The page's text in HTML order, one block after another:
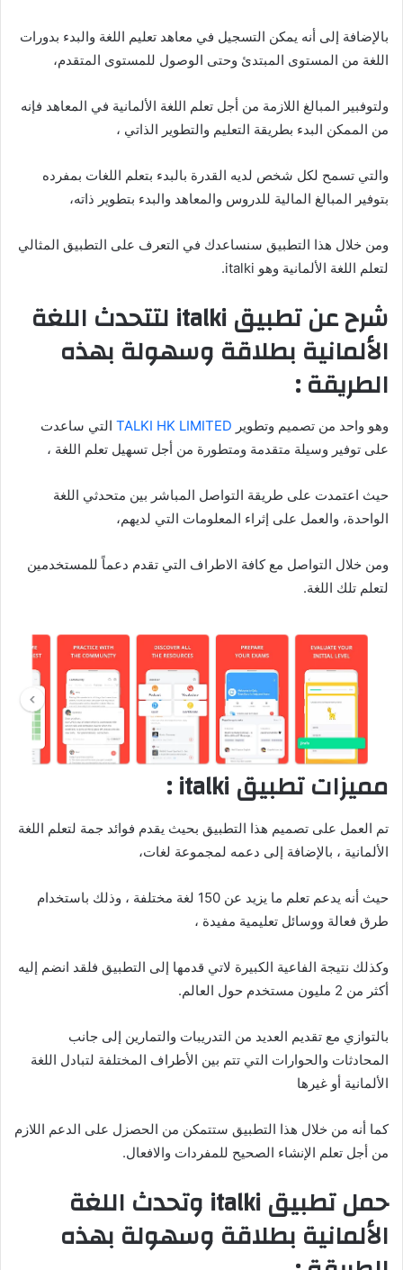
بالإضافة إلى أنه يمكن التسجيل في معاهد تعليم اللغة والبدء بدورات
اللغة من المستوى المبتدئ وحتى الوصول للمستوى المتقدم،
ولتوفبير المبالغ اللازمة من أجل تعلم اللغة الألمانية في المعاهد فإنه
من الممكن البدء بطريقة التعليم والتطوير الذاتي ،
والتي تسمح لكل شخص لديه القدرة بالبدء بتعلم اللغات بمفرده
بتوفير المبالغ المالية للدروس والمعاهد والبدء بتطوير ذاته،
ومن خلال هذا التطبيق سنساعدك في التعرف على التطبيق المثالي
لتعلم اللغة الألمانية وهو italki.
شرح عن تطبيق italki لتتحدث اللغة
الألمانية بطلاقة وسهولة بهذه
الطريقة :
وهو واحد من تصميم وتطوير TALKI HK LIMITED التي ساعدت
على توفير وسيلة متقدمة ومتطورة من أجل تسهيل تعلم اللغة ،
حيث اعتمدت على طريقة التواصل المباشر بين متحدثي اللغة
الواحدة، والعمل على إثراء المعلومات التي لديهم،
ومن خلال التواصل مع كافة الاطراف التي تقدم دعماً للمستخدمين
لتعلم تلك اللغة.
مميزات تطبيق italki :
تم العمل على تصميم هذا التطبيق بحيث يقدم فوائد جمة لتعلم اللغة
الألمانية ، بالإضافة إلى دعمه لمجموعة لغات،
حيث أنه يدعم تعلم ما يزيد عن 150 لغة مختلفة ، وذلك باستخدام
طرق فعالة ووسائل تعليمية مفيدة ،
وكذلك نتيجة الفاعية الكبيرة لاتي قدمها إلى التطبيق فلقد انضم إليه
أكثر من 2 مليون مستخدم حول العالم.
بالتوازي مع تقديم العديد من التدريبات والتمارين إلى جانب
المحادثات والحوارات التي تتم بين الأطراف المختلفة لتبادل اللغة
الألمانية أو غيرها
كما أنه من خلال هذا التطبيق ستتمكن من الحصزل على الدعم اللازم
من أجل تعلم الإنشاء الصحيح للمفردات والافعال.
حمل تطبيق italki وتحدث اللغة
الألمانية بطلاقة وسهولة بهذه